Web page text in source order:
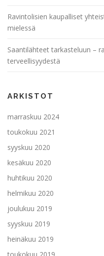
Ravintolisien kaupalliset
mielessä
Saantilähteet tarkasteluun –
terveellisyydestä
ARKISTOT
marraskuu 2024
toukokuu 2021
syyskuu 2020
kesäkuu 2020
huhtikuu 2020
helmikuu 2020
joulukuu 2019
syyskuu 2019
heinäkuu 2019
toukokuu 2019